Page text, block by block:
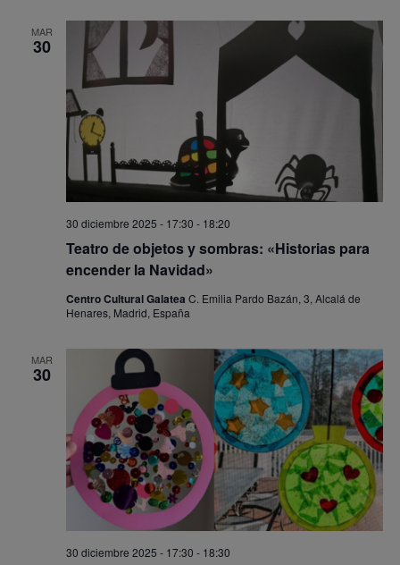
MAR
30
Teatro de objetos y sombras: «Historias para
encender la Navidad»
30 diciembre 2025 - 17:30 - 18:20
Centro Cultural Galatea C. Emilia Pardo Bazán, 3, Alcalá de
Henares, Madrid, España
MAR
30
30 diciembre 2025 - 17:30 - 18:30